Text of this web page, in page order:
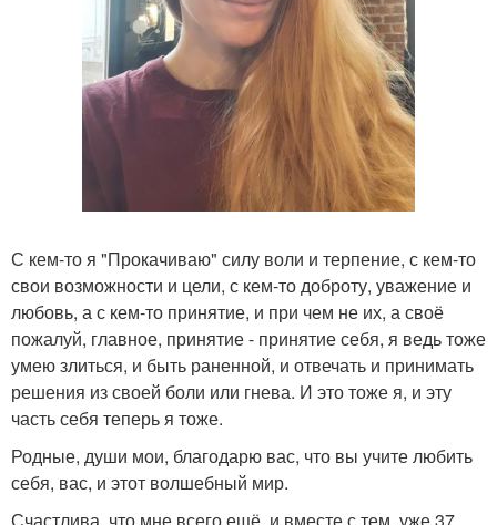
С кем-то я "Прокачиваю" силу воли и терпение, с кем-то
свои возможности и цели, с кем-то доброту, уважение и
любовь, а с кем-то принятие, и при чем не их, а своё
пожалуй, главное, принятие - принятие себя, я ведь тоже
умею злиться, и быть раненной, и отвечать и принимать
решения из своей боли или гнева. И это тоже я, и эту
часть себя теперь я тоже.
Родные, души мои, благодарю вас, что вы учите любить
себя, вас, и этот волшебный мир.